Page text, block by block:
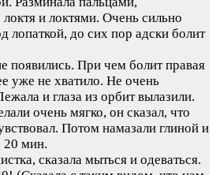
и локтями. Очень сильно
лопаткой, до сих пор адски болит
появились. При чем болит правая
уже не хватило. Не очень
и глаза из орбит вылазили.
очень мягко, он сказал, что
Потом намазали глиной и
20 мин.
сказала мыться и одеваться.